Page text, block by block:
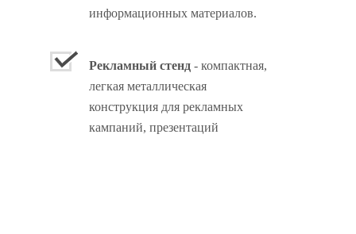
информационных материалов.
Рекламный стенд- компактная,
легкая металлическая
конструкция для рекламных
кампаний, презентаций